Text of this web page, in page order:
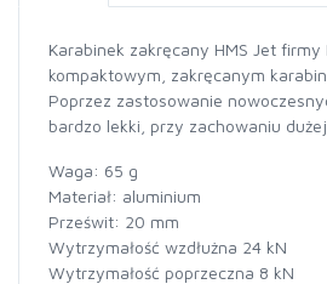
Karabinek zakręcany HMS Jet
kompaktowym, zakręcanym
Poprzez zastosowanie
bardzo lekki, przy zachowaniu
Waga: 65 g
Materiał: aluminium
Prześwit: 20 mm
Wytrzymałość wzdłużna 24 kN
Wytrzymałość poprzeczna 8 kN